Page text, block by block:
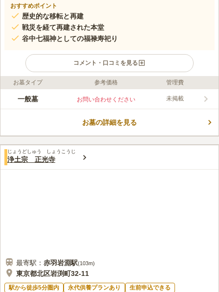
おすすめポイント
歴史的な移転と再建
戦災を経て再建された本堂
谷中七福神としての福禄寿祀り
コメント・口コミを見る
口コミ評価
この霊園はまだ誰からも評価されていません。
お墓タイプ 参考価格 管理費
一般墓 お問い合わせください 未掲載
お墓の詳細を見る
じょうどしゅう しょうこうじ
浄土宗 正光寺
最寄駅： 赤羽岩淵駅(103m)
東京都北区岩渕町32-11
駅から徒歩5分圏内 永代供養プランあり 生前申込できる